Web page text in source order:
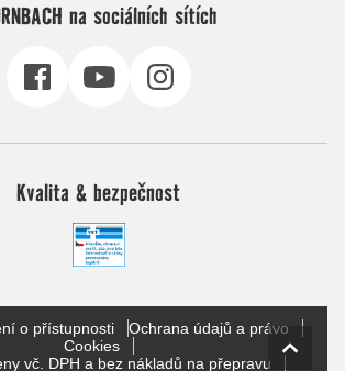
na sociálních sítích
Kvalita & bezpečnost
o přístupnosti
Ochrana údajů a právo
Cookies
vč. DPH a bez nákladů na přepravu